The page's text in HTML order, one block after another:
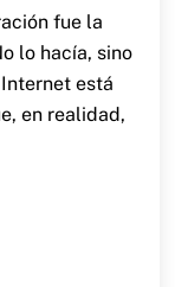
fue la
lo hacía, sino
está
en realidad,